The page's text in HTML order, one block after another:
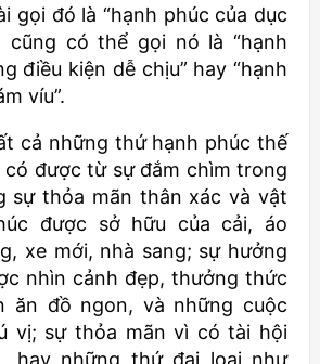
gọi đó là “hạnh phúc của dục
cũng có thể gọi nó là “hạnh
điều kiện dễ chịu” hay “hạnh
víu”.
cả những thứ hạnh phúc thế
được từ sự đắm chìm trong
sự thỏa mãn thân xác và vật
được sở hữu của cải, áo
xe mới, nhà sang; sự hưởng
nhìn cảnh đẹp, thưởng thức
ăn đồ ngon, và những cuộc
vị; sự thỏa mãn vì có tài hội
hay những thứ đại loại như